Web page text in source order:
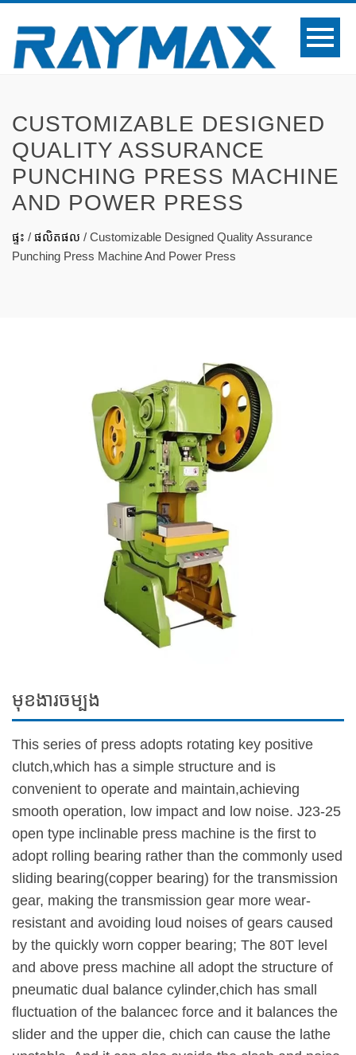
CUSTOMIZABLE DESIGNED
QUALITY ASSURANCE
PUNCHING PRESS MACHINE
AND POWER PRESS
ផ្ទះ / ផលិតផល / Customizable Designed Quality Assurance
Punching Press Machine And Power Press
មុខងារចម្បង
This series of press adopts rotating key positive
clutch,which has a simple structure and is
convenient to operate and maintain,achieving
smooth operation, low impact and low noise. J23-25
open type inclinable press machine is the first to
adopt rolling bearing rather than the commonly used
sliding bearing(copper bearing) for the transmission
gear, making the transmission gear more wear-
resistant and avoiding loud noises of gears caused
by the quickly worn copper bearing; The 80T level
and above press machine all adopt the structure of
pneumatic dual balance cylinder,chich has small
fluctuation of the balancec force and it balances the
slider and the upper die, chich can cause the lathe